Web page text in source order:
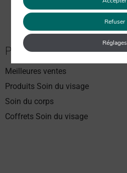
PASSER COMMANDE
Meilleures ventes
Produits Soin du visage
Soin du corps
Coffrets Soin du visage
Refuser
Réglages